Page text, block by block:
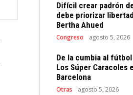
Difícil crear padrón
debe priorizar
Bertha Ahued
Congreso agosto 5, 2026
De la cumbia al
Los Súper Caracoles
Barcelona
Otras agosto 5, 2026